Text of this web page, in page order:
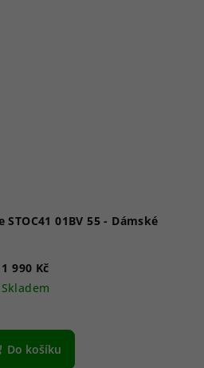
Tous sluneční brýle STOC41 01BV 55 - Dámské
1 990 Kč
Skladem
Do košíku